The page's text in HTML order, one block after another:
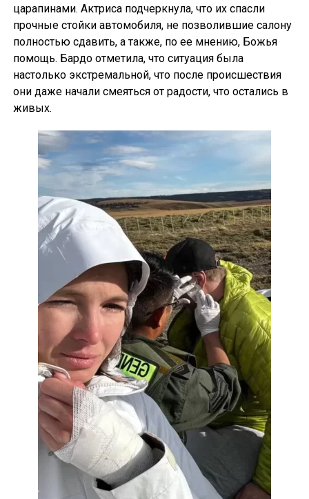
царапинами. Актриса подчеркнула, что их спасли
прочные стойки автомобиля, не позволившие салону
полностью сдавить, а также, по ее мнению, Божья
помощь. Бардо отметила, что ситуация была
настолько экстремальной, что после происшествия
они даже начали смеяться от радости, что остались в
живых.